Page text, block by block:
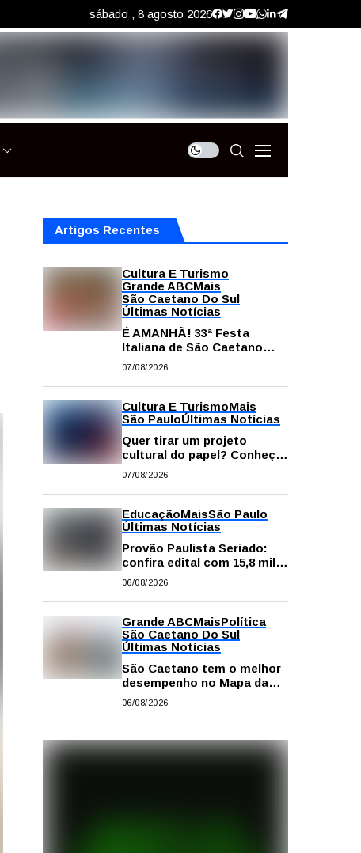
sábado , 8 agosto 2026
Artigos Recentes
Cultura E Turismo
Grande ABCMais
São Caetano Do Sul
Últimas Notícias
É AMANHÃ! 33ª Festa
Italiana de São Caetano
começa neste sábado com
solidariedade
07/08/2026
Cultura E TurismoMais
São PauloÚltimas Notícias
Quer tirar um projeto
cultural do papel? Conheça
os principais editais
07/08/2026
EducaçãoMaisSão Paulo
Últimas Notícias
Provão Paulista Seriado:
confira edital com 15,8 mil
vagas para ensino superior
06/08/2026
Grande ABCMaisPolítica
São Caetano Do Sul
Últimas Notícias
São Caetano tem o melhor
desempenho no Mapa da
Desigualdade da Grande SP
06/08/2026